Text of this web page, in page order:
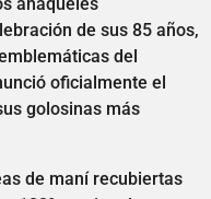
de sus 85 años,
del
oficialmente el
golosinas más
de maní recubiertas